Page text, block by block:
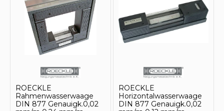
ROECKLE
Rahmenwasserwaage
DIN 877 Genauigk.0,02
ROECKLE
Horizontalwasserwaage
DIN 877 Genauigk.0,02